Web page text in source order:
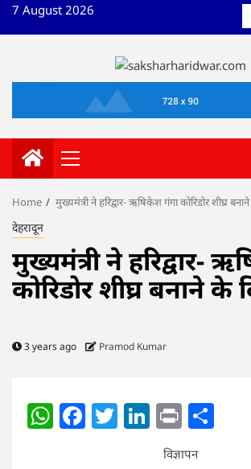
Skip7 August 2026
Primary
Menu
Home मुख्यमंत्री ने हरिद्वार- ऋषिकेश गंगा कोरिडोर शीघ्र
देहरादून
मुख्यमंत्री ने हरिद्वार-
कोरिडोर शीघ्र बनाने के
3 years ago Pramod Kumar
WhatsApp
Facebook
Twitter
LinkedIn
Print
विज्ञापन